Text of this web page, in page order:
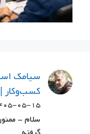
سيامك
کسب‌وکار
۱۴۰۵-۰۵-
سلام -